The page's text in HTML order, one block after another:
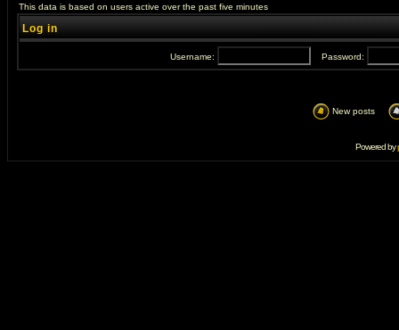
This data is based on users active over the past five minutes
Log in
Username: Password:
New posts
Powered by